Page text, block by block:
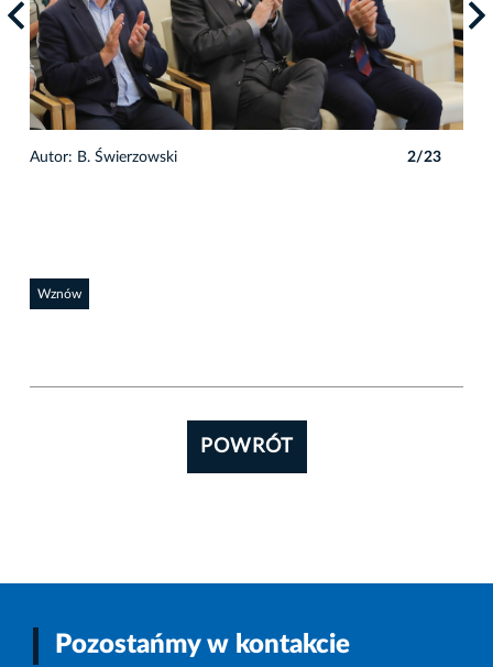
Autor: B. Świerzowski 2/23
Wznów
POWRÓT
Pozostańmy w kontakcie